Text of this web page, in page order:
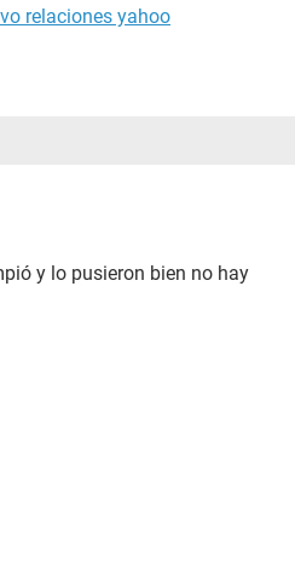
relaciones yahoo
y lo pusieron bien no hay